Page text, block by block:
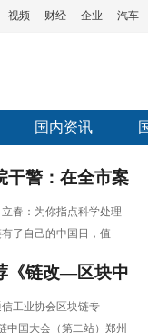
视频 财经 企业 汽车
国内资讯
干警：在全市案
中国日，值得期
游产业发展联
建军节前夕慰问
的节日”——记意
马塔雷拉共同会
春：为你指点科学处理
有了自己的中国日，值
《链改—区块中
位大佬入围 大
工业协会区块链专
中国大会（第二站）郑州